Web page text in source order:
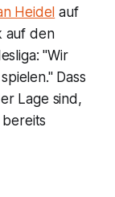
Heidel auf
auf den
"Wir
Dass
Lage sind,
bereits